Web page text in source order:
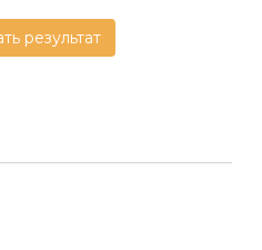
результат